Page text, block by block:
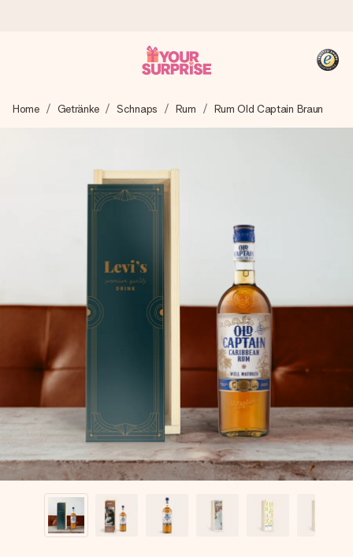
Wir bereiten dein Geschenk sorgfältig vor und schicken es
blitzschnell – damit du es genau zum richtigen Zeitpunkt
4,8 (basierend auf +15.000 Bewertungen)
Unsere Geschenke begeistern. Kunden bewerten uns mit
4,8 bei Google Reviews (Gesamtergebnis aller Länder, in
die wir versenden).
+49 39292 929695
Montag - Freitag : 8:30 - 17:00 Uhr
Samstag - Sonntag : 8:30 - 13:00 Uhr
Home Getränke Schnaps Rum Rum Old Captain Braun